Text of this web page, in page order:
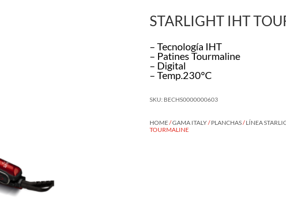
STARLIGHT IHT
– Tecnología IHT
– Patines Tourmaline
– Digital
– Temp.230°C
SKU: BECHS0000000603
HOME/GAMA ITALY/PLANCHAS/LÍNEA
TOURMALINE